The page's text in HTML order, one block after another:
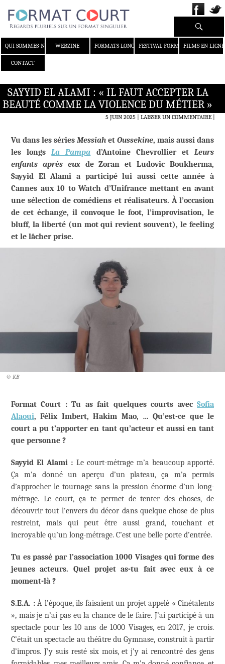
QUI SOMMES-NOUS ?WEBZINE FORMATS LONGS FESTIVAL FORMAT COURT
FILMS EN LIGNE
CONTACT
Recherche
SAYYID EL ALAMI : « IL FAUT ACCEPTER LA
BEAUTÉ COMME LA VIOLENCE DU MÉTIER »
5 JUIN 2025 LAISSER UN COMMENTAIRE|
Vu dans les séries Messiah et Oussekine, mais aussi dans
les longsLa Pampa d’Antoine Chevrollier etLeurs
enfants après euxde Zoran et Ludovic Boukherma,
Sayyid El Alami a participé lui aussi cette année à
Cannes aux 10 to Watch d’Unifrance mettant en avant
une sélection de comédiens et réalisateurs. À l’occasion
de cet échange, il convoque le foot, l’improvisation, le
bluff, la liberté (un mot qui revient souvent), le feeling
et le lâcher prise.
© KB
Format Court : Tu as fait quelques courts avec Sofia
Alaoui, Félix Imbert, Hakim Mao, … Qu’est-ce que le
court a pu t’apporter en tant qu’acteur et aussi en tant
que personne ?
Sayyid El Alami : Le court-métrage m’a beaucoup apporté.
Ça m’a donné un aperçu d’un plateau, ça m’a permis
d’approcher le tournage sans la pression énorme d’un long-
métrage. Le court, ça te permet de tenter des choses, de
découvrir tout l’envers du décor dans quelque chose de plus
restreint, mais qui peut être aussi grand, touchant et
incroyable qu’un long-métrage. C’est une belle porte d’entrée.
Tu es passé par l’association 1000 Visages qui forme des
jeunes acteurs. Quel projet as-tu fait avec eux à ce
moment-là ?
S.E.A. :À l’époque, ils faisaient un projet appelé « Cinétalents
», mais je n’ai pas eu la chance de le faire. J’ai participé à un
spectacle pour les 10 ans de 1000 Visages, en 2017, je crois.
C’était un spectacle au théâtre du Gymnase, construit à partir
d’impros. J’y suis resté six mois, et j’y ai rencontré des gens